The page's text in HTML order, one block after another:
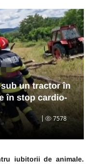
un tractor în
în stop cardio-
7578
iubitorii de animale.